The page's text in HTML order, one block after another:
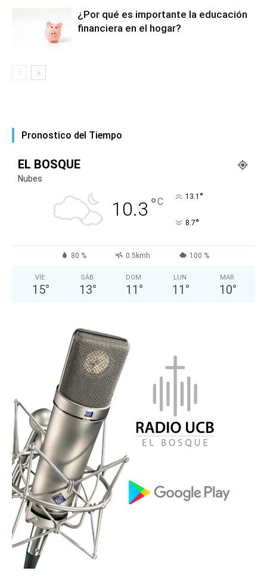
¿Por qué es importante la educación
financiera en el hogar?
Pronostico del Tiempo
EL BOSQUE
Nubes
10.3 °C 13.1 °
8.7°
80 % 0.5kmh 100 %
VIE
15°
SÁB
13°
DOM
11 °
LUN
11 °
MAR
10°